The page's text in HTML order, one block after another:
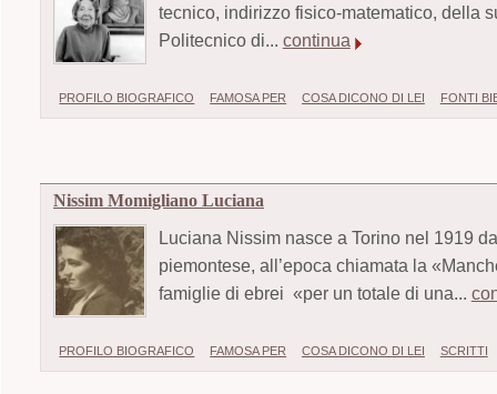
tecnico, indirizzo fisico-matematico, della
Politecnico di... continua
PROFILO BIOGRAFICO FAMOSA PER COSA DICONO DI LEI FONTI
Nissim Momigliano Luciana
Luciana Nissim nasce a Torino nel 1919
piemontese, all’epoca chiamata la
famiglie di ebrei «per un totale di una...
PROFILO BIOGRAFICO FAMOSA PER COSA DICONO DI LEI SCRITTI